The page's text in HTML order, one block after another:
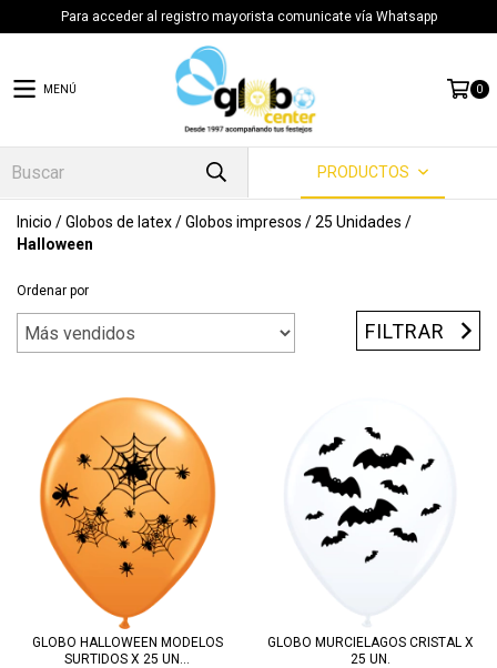
Para acceder al registro mayorista comunicate vía Whatsapp
MENÚ 0
PRODUCTOS
Inicio /Globos de latex/Globos impresos /25 Unidades /
Halloween
Ordenar por
FILTRAR
GLOBO HALLOWEEN MODELOS
SURTIDOS X 25 UN...
GLOBO MURCIELAGOS CRISTAL X
25 UN.